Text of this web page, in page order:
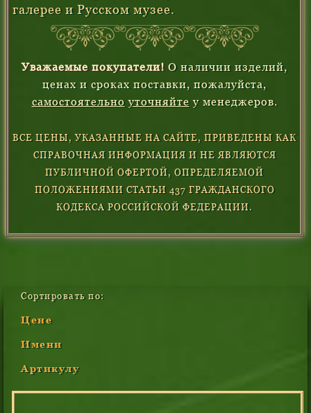
галерее и Русском музее.
Уважаемые покупатели!О наличии изделий,
ценах и сроках поставки, пожалуйста,
самостоятельно уточняйтеу менеджеров.
ВСЕ ЦЕНЫ, УКАЗАННЫЕ НА САЙТЕ, ПРИВЕДЕНЫ КАК
СПРАВОЧНАЯ ИНФОРМАЦИЯ И НЕ ЯВЛЯЮТСЯ
ПУБЛИЧНОЙ ОФЕРТОЙ, ОПРЕДЕЛЯЕМОЙ
ПОЛОЖЕНИЯМИ СТАТЬИ 437 ГРАЖДАНСКОГО
КОДЕКСА РОССИЙСКОЙ ФЕДЕРАЦИИ.
Сортировать по:
Цене
Имени
Артикулу